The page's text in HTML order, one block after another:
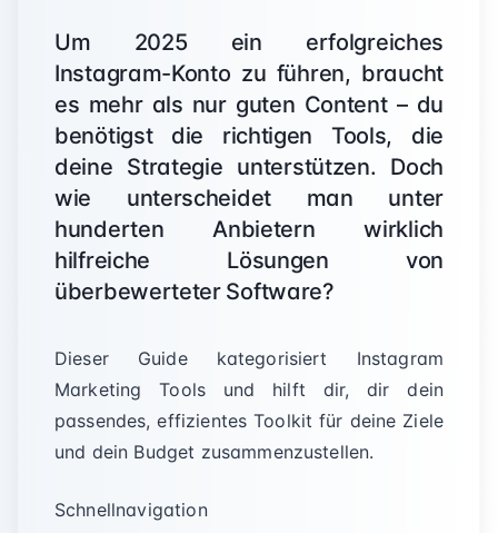
Um 2025 ein erfolgreiches
Instagram-Konto zu führen, braucht
es mehr als nur guten Content – du
benötigst die richtigen Tools, die
deine Strategie unterstützen. Doch
wie unterscheidet man unter
hunderten Anbietern wirklich
hilfreiche Lösungen von
überbewerteter Software?
Dieser Guide kategorisiert Instagram
Marketing Tools und hilft dir, dir dein
passendes, effizientes Toolkit für deine Ziele
und dein Budget zusammenzustellen.
Schnellnavigation